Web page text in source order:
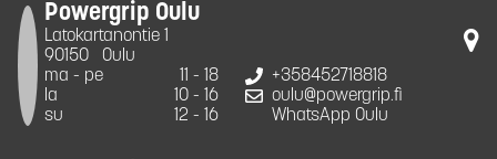
Powergrip Oulu
Latokartanontie 1
90150
Oulu
ma - pe
11 - 18
la
10 - 16
su
12 - 16
+358452718818
oulu@powergrip.fi
WhatsApp Oulu